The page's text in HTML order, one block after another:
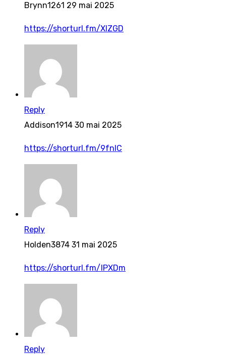
Brynn1261 29 mai 2025
https://shorturl.fm/XIZGD
Reply
Addison1914 30 mai 2025
https://shorturl.fm/9fnIC
Reply
Holden3874 31 mai 2025
https://shorturl.fm/IPXDm
Reply